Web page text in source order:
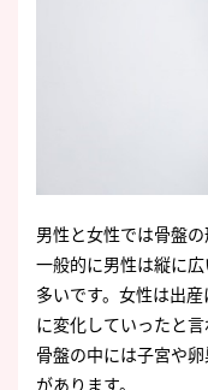
男性と女性では骨盤
一般的に男性は縦に
多いです。女性は出
に変化していったと言
骨盤の中には子宮や
があります。